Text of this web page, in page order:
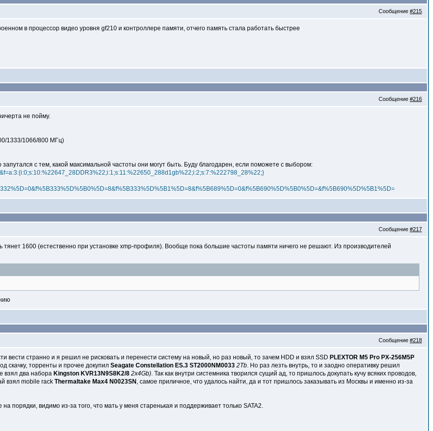
Сообщение #215
в процессор видео уровня gf210 и контроллере памяти, отчего память стала работать быстрее
Сообщение #216
не пойму.
1333/1066/800 МГц)
запутался с тем, какой максимальной частоты они могут быть. Буду благодарен, если поможете с выбором:
Сообщение #217
1600 (естественно при установке xmp-профиля). Вообще пока большие частоты памяти ничего не решают. Из производителей
Сообщение #218
вести странно и я решил не рисковать и перенести систему на новый, но раз новый, то зачем HDD и взял SSD PLEXTOR M5 Pro PX-256M5P
скачку, торренты и прочее докупил Seagate Constellation ES.3 ST2000NM0033 2Tb. Но раз лезть внутрь, то и заодно оперативку решил
взял два набора Kingston KVR13N9S8K2/8 2x4Gb). Так как внутри системника творился сущий ад, то пришлось докупать кучу всяких проводов,
взял mobile rack Thermaltake Max4 N0023SN , самое приличное, что удалось найти, да и тот пришлось заказывать из Москвы и именно из-за
на порядки, видимо из-за того, что мать у меня старенькая и поддерживает только SATA2.